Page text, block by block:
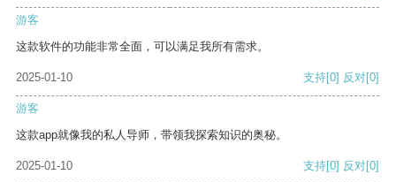
游客
这款软件的功能非常全面，可以满足我所有需求。
2025-01-10 支持[0] 反对[0]
游客
这款app就像我的私人导师，带领我探索知识的奥秘。
2025-01-10 支持[0] 反对[0]